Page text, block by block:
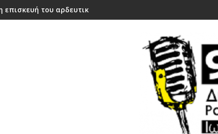
επισκευή του αρδευτικού φράγματος Αώου